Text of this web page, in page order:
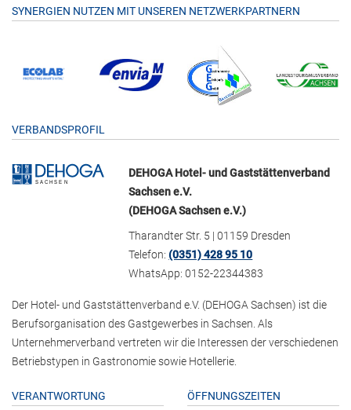
SYNERGIEN NUTZEN MIT UNSEREN NETZWERKPARTNERN
VERBANDSPROFIL
DEHOGA Hotel- und Gaststättenverband
Sachsen e.V.
(DEHOGA Sachsen e.V.)
Tharandter Str. 5 | 01159 Dresden
Telefon:(0351) 428 95 10
WhatsApp: 0152-22344383
Der Hotel- und Gaststättenverband e.V. (DEHOGA Sachsen) ist die
Berufsorganisation des Gastgewerbes in Sachsen. Als
Unternehmerverband vertreten wir die Interessen der verschiedenen
Betriebstypen in Gastronomie sowie Hotellerie.
VERANTWORTUNG ÖFFNUNGSZEITEN